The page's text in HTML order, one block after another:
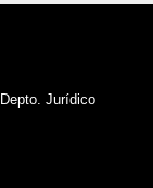
Depto. Jurídico